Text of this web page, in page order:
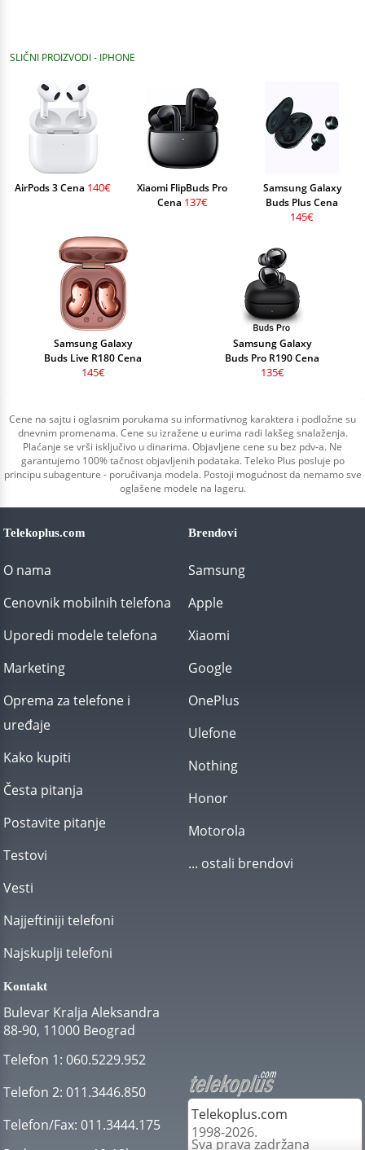
SLIČNI PROIZVODI - IPHONE
AirPods 3 Cena 140€
Xiaomi FlipBuds Pro
Cena 137€
Samsung Galaxy
Buds Plus Cena
145€
Samsung Galaxy
Buds Live R180 Cena
145€
Samsung Galaxy
Buds Pro R190 Cena
135€
Cene na sajtu i oglasnim porukama su informativnog karaktera i podložne su
dnevnim promenama. Cene su izražene u eurima radi lakšeg snalaženja.
Plaćanje se vrši isključivo u dinarima. Objavljene cene su bez pdv-a. Ne
garantujemo 100% tačnost objavljenih podataka. Teleko Plus posluje po
principu subagenture - poručivanja modela. Postoji mogućnost da nemamo sve
oglašene modele na lageru.
Telekoplus.com
O nama
Cenovnik mobilnih telefona
Uporedi modele telefona
Marketing
Oprema za telefone i
uređaje
Kako kupiti
Česta pitanja
Postavite pitanje
Testovi
Vesti
Najjeftiniji telefoni
Najskuplji telefoni
Brendovi
Samsung
Apple
Xiaomi
Google
OnePlus
Ulefone
Nothing
Honor
Motorola
... ostali brendovi
Kontakt
Bulevar Kralja Aleksandra
88-90, 11000 Beograd
Telefon 1: 060.5229.952
Telefon 2: 011.3446.850
Telefon/Fax: 011.3444.175
Telekoplus.com
1998-2026.
Sva prava zadržana